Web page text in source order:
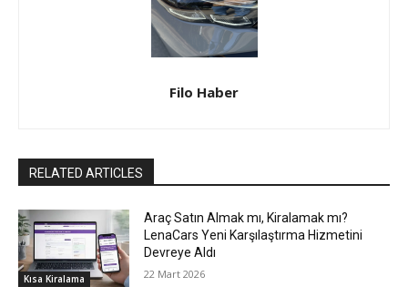
Filo Haber
RELATED ARTICLES
Kısa Kiralama
Araç Satın Almak mı, Kiralamak mı?
LenaCars Yeni Karşılaştırma Hizmetini
Devreye Aldı
22 Mart 2026